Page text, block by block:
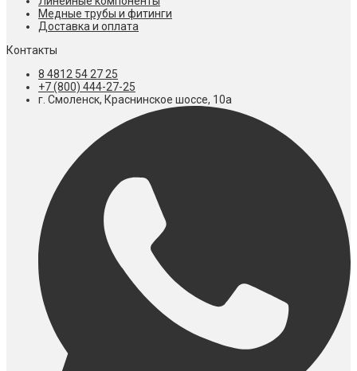
Медные трубы и фитинги
Доставка и оплата
Контакты
8 4812 54 27 25
+7 (800) 444-27-25
г. Смоленск, Краснинское шоссе, 10а